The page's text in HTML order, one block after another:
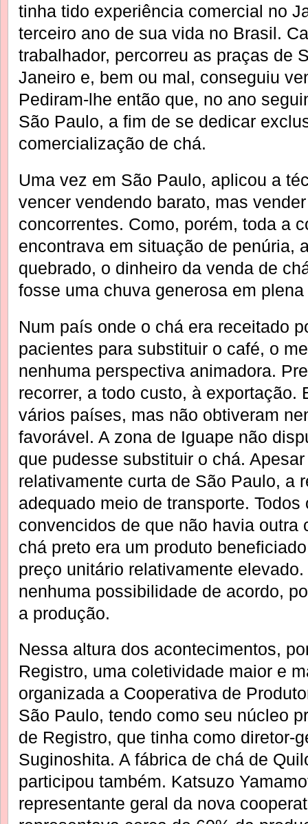
tinha tido experiência comercial no
terceiro ano de sua vida no Brasil.
trabalhador, percorreu as praças de
Janeiro e, bem ou mal, conseguiu
Pediram-lhe então que, no ano
São Paulo, a fim de se dedicar
comercialização de chá.
Uma vez em São Paulo, aplicou a
vencer vendendo barato, mas
concorrentes. Como, porém, toda a
encontrava em situação de penúria,
quebrado, o dinheiro da venda de
fosse uma chuva generosa em
Num país onde o chá era receitado
pacientes para substituir o café, o
nenhuma perspectiva animadora.
recorrer, a todo custo, à exportação.
vários países, mas não obtiveram
favorável. A zona de Iguape não
que pudesse substituir o chá.
relativamente curta de São Paulo, a
adequado meio de transporte.
convencidos de que não havia outra
chá preto era um produto
preço unitário relativamente
nenhuma possibilidade de acordo,
a produção.
Nessa altura dos acontecimentos,
Registro, uma coletividade maior e
organizada a Cooperativa de
São Paulo, tendo como seu núcleo
de Registro, que tinha como diretor-
Suginoshita. A fábrica de chá de
participou também. Katsuzo
representante geral da nova